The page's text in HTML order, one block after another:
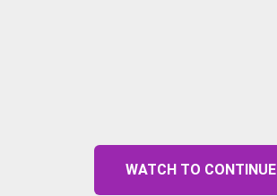
WATCH TO CONTINUE